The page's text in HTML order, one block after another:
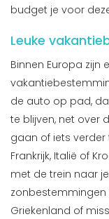
budget je voor
Leuke
Binnen Europa zijn
de auto op pad,
te blijven, net over
gaan of iets
Frankrijk, Italië of
met de trein naar
zonbestemmingen
Griekenland of